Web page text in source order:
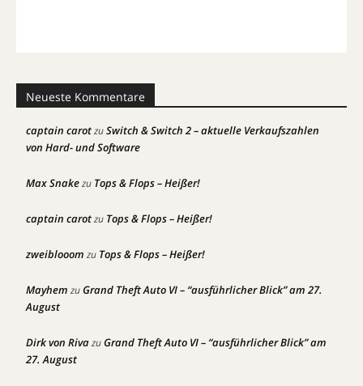
Neueste Kommentare
captain carotzuSwitch & Switch 2 – aktuelle Verkaufszahlen
von Hard- und Software
Max Snakezu Tops & Flops – Heißer!
captain carotzu Tops & Flops – Heißer!
zweiblooom zu Tops & Flops – Heißer!
Mayhem zuGrand Theft Auto VI – “ausführlicher Blick” am 27.
August
Dirk von RivazuGrand Theft Auto VI – “ausführlicher Blick” am
27. August